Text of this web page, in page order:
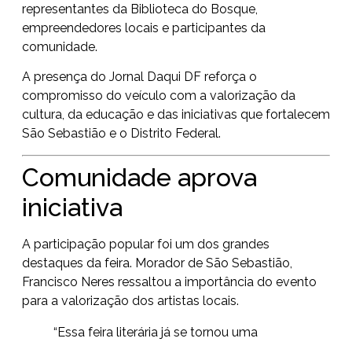
representantes da Biblioteca do Bosque,
empreendedores locais e participantes da
comunidade.
A presença do Jornal Daqui DF reforça o
compromisso do veículo com a valorização da
cultura, da educação e das iniciativas que fortalecem
São Sebastião e o Distrito Federal.
Comunidade aprova
iniciativa
A participação popular foi um dos grandes
destaques da feira. Morador de São Sebastião,
Francisco Neres ressaltou a importância do evento
para a valorização dos artistas locais.
“Essa feira literária já se tornou uma